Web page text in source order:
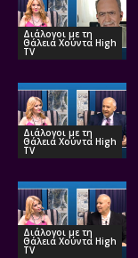
Διάλογοι με τη
Θάλεια Χούντα High
TV
Διάλογοι με τη
Θάλεια Χούντα High
TV
Διάλογοι με τη
Θάλεια Χούντα High
TV